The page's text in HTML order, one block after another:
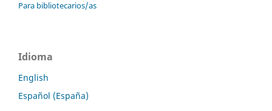
Para bibliotecarios/as
Idioma
English
Español (España)